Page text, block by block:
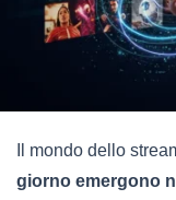
Il mondo dello
giorno emergono